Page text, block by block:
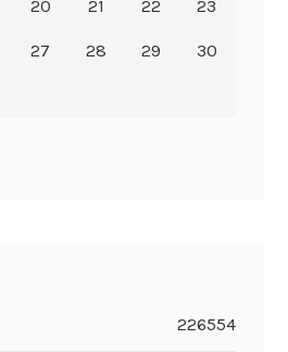
20 21 22 23
27 28 29 30
226554